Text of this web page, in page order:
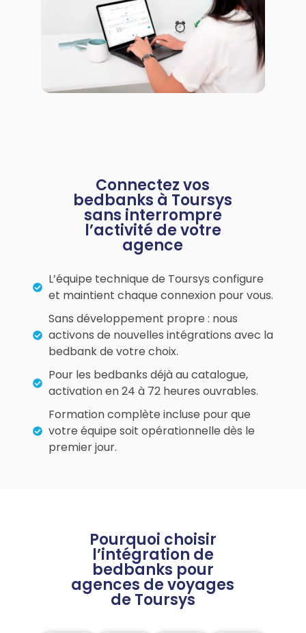
Connectez vos
bedbanks à Toursys
sans interrompre
l’activité de votre
agence
L’équipe technique de Toursys configure
et maintient chaque connexion pour vous.
Sans développement propre : nous
activons de nouvelles intégrations avec la
bedbank de votre choix.
Pour les bedbanks déjà au catalogue,
activation en 24 à 72 heures ouvrables.
Formation complète incluse pour que
votre équipe soit opérationnelle dès le
premier jour.
Pourquoi choisir
l’intégration de
bedbanks pour
agences de voyages
de Toursys